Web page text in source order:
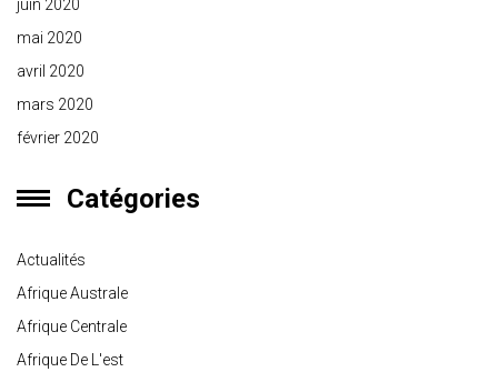
juin 2020
mai 2020
avril 2020
mars 2020
février 2020
Catégories
Actualités
Afrique Australe
Afrique Centrale
Afrique De L'est